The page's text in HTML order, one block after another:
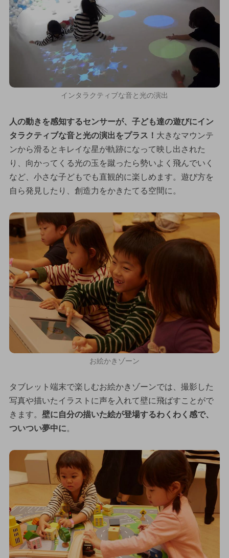
インタラクティブな音と光の演出
人の動きを感知するセンサーが、子ども達の遊びにイン
タラクティブな音と光の演出をプラス！ 大きなマウンテ
ンから滑るとキレイな星が軌跡になって映し出された
り、向かってくる光の玉を蹴ったら勢いよく飛んでいく
など、小さな子どもでも直観的に楽しめます。遊び方を
自ら発見したり、創造力をかきたてる空間に。
お絵かきゾーン
タブレット端末で楽しむお絵かきゾーンでは、撮影した
写真や描いたイラストに声を入れて壁に飛ばすことがで
きます。 壁に自分の描いた絵が登場するわくわく感で、
ついつい夢中に。